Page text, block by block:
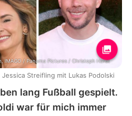
lang Fußball gespielt.
war für mich immer
IMAGO / Panama Pictures / Christoph Hardt
Streifling mit Lukas Podolski